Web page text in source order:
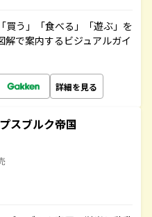
買う」「食べる」「遊ぶ」を
で案内するビジュアルガイ
詳細を見る
スブルク帝国